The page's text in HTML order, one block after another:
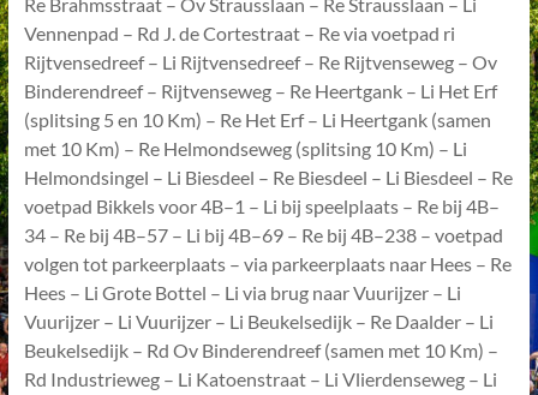
Vennenpad – Rd J. de Cortestraat – Re via voetpad ri
Rijtvensedreef – Li Rijtvensedreef – Re Rijtvenseweg – Ov
Binderendreef – Rijtvenseweg – Re Heertgank – Li Het Erf
(splitsing 5 en 10 Km) – Re Het Erf – Li Heertgank (samen
met 10 Km) – Re Helmondseweg (splitsing 10 Km) – Li
Helmondsingel – Li Biesdeel – Re Biesdeel – Li Biesdeel – Re
voetpad Bikkels voor 4B–1 – Li bij speelplaats – Re bij 4B–
34 – Re bij 4B–57 – Li bij 4B–69 – Re bij 4B–238 – voetpad
volgen tot parkeerplaats – via parkeerplaats naar Hees – Re
Hees – Li Grote Bottel – Li via brug naar Vuurijzer – Li
Vuurijzer – Li Vuurijzer – Li Beukelsedijk – Re Daalder – Li
Beukelsedijk – Rd Ov Binderendreef (samen met 10 Km) –
Rd Industrieweg – Li Katoenstraat – Li Vlierdenseweg – Li